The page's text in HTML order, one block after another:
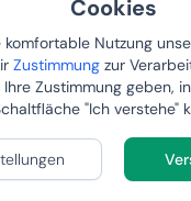
Cookies
komfortable Nutzung
Zustimmung zur
Ihre Zustimmung geben,
"Ich verstehe"
Edelstahl
34,99 €
22,90 €
BEI